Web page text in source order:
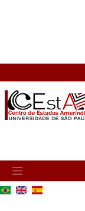
MAIN
NAVIGATION